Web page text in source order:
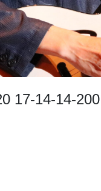
17-14-14-200